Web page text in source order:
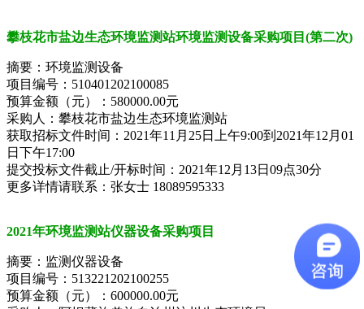
攀枝花市盐边生态环境监测站环境监测设备采购项目(第二次)
摘要：环境监测设备
项目编号：510401202100085
预算金额（元）：580000.00元
采购人：攀枝花市盐边生态环境监测站
获取招标文件时间：2021年11月25日上午9:00到2021年12月01
日下午17:00
提交投标文件截止/开标时间：2021年12月13日09点30分
更多详情请联系：张女士 18089595333
2021年环境监测站仪器设备采购项目
摘要：监测仪器设备
项目编号：513221202100255
预算金额（元）：600000.00元